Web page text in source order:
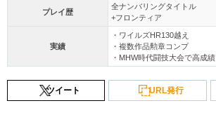
プレイ歴
全ナンバリングタイトル
+フロンティア
実績
・ワイルズHR130越え
・複数作品勲章コンプ
・MHW時代闘技大会で高成績
ツイート URL発行